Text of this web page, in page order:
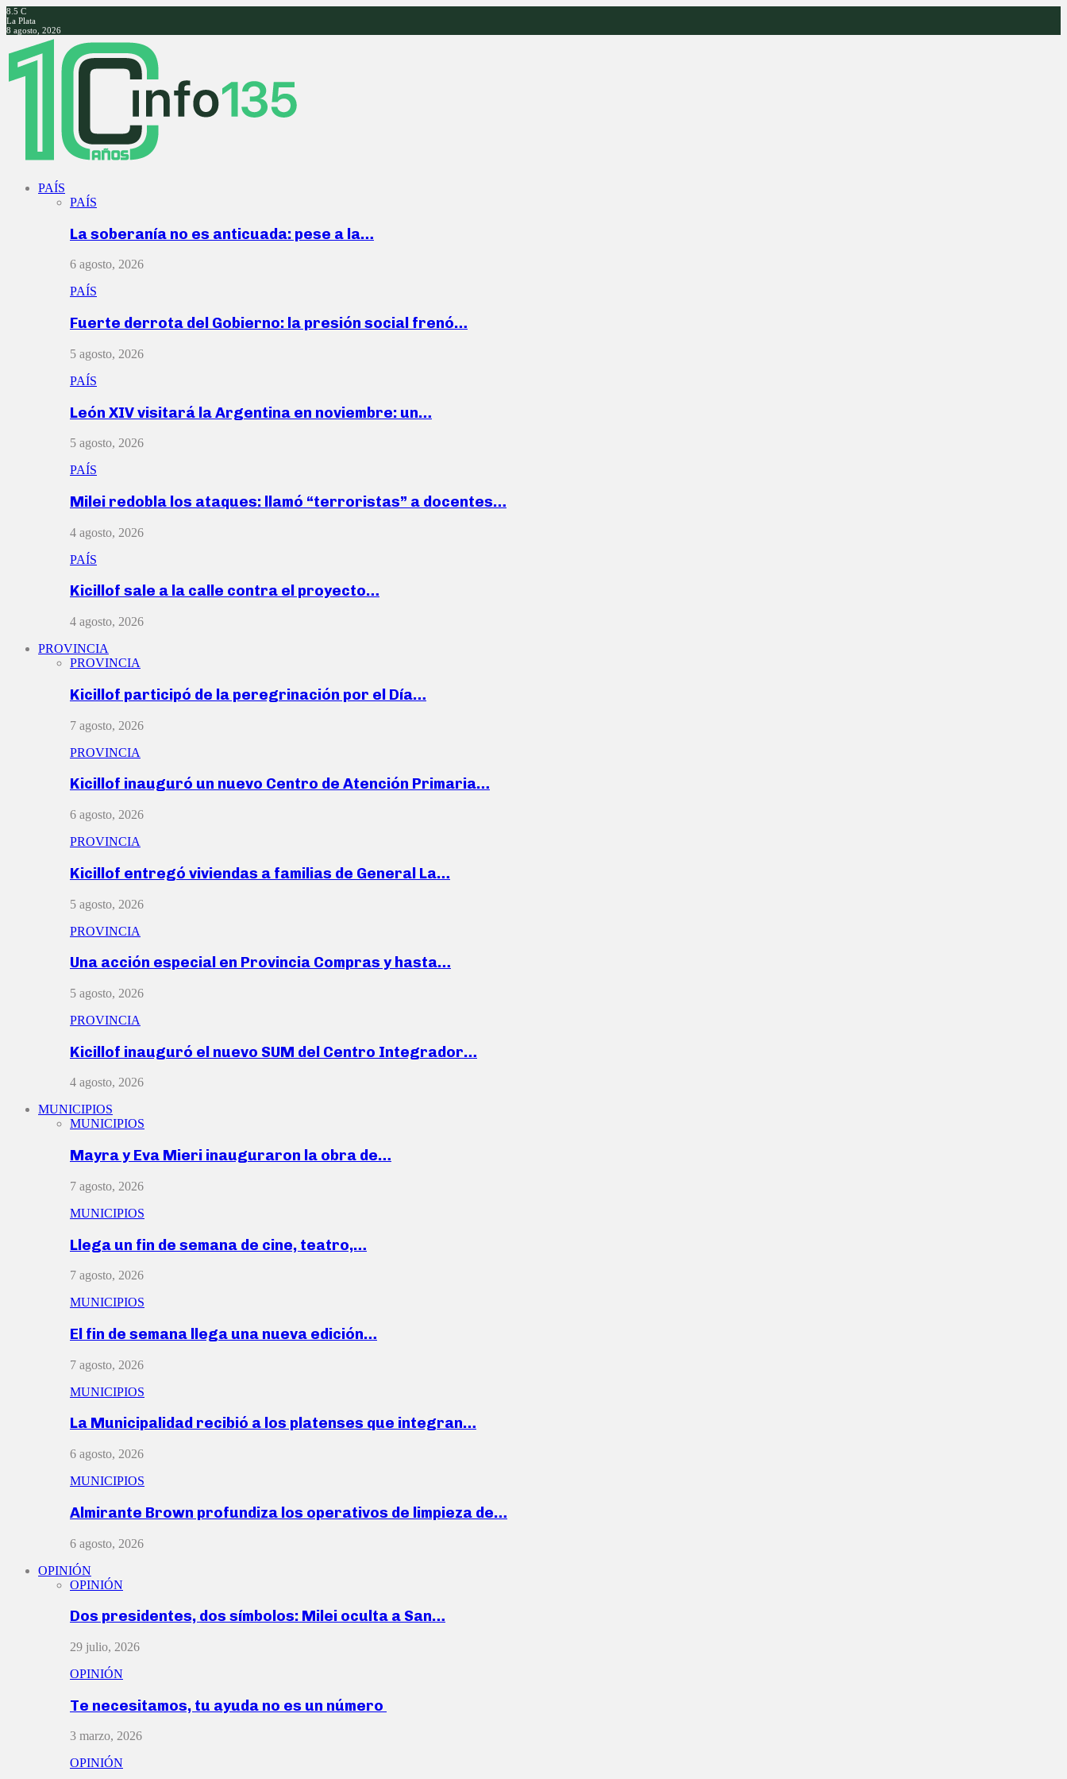
8.5 C
La Plata
8 agosto, 2026
Facebook
Twitter
Instagram
Youtube
PAÍS
PAÍS
La soberanía no es anticuada: pese a la…
6 agosto, 2026
PAÍS
Fuerte derrota del Gobierno: la presión social frenó…
5 agosto, 2026
PAÍS
León XIV visitará la Argentina en noviembre: un…
5 agosto, 2026
PAÍS
Milei redobla los ataques: llamó “terroristas” a docentes…
4 agosto, 2026
PAÍS
Kicillof sale a la calle contra el proyecto…
4 agosto, 2026
PROVINCIA
PROVINCIA
Kicillof participó de la peregrinación por el Día…
7 agosto, 2026
PROVINCIA
Kicillof inauguró un nuevo Centro de Atención Primaria…
6 agosto, 2026
PROVINCIA
Kicillof entregó viviendas a familias de General La…
5 agosto, 2026
PROVINCIA
Una acción especial en Provincia Compras y hasta…
5 agosto, 2026
PROVINCIA
Kicillof inauguró el nuevo SUM del Centro Integrador…
4 agosto, 2026
MUNICIPIOS
MUNICIPIOS
Mayra y Eva Mieri inauguraron la obra de…
7 agosto, 2026
MUNICIPIOS
Llega un fin de semana de cine, teatro,…
7 agosto, 2026
MUNICIPIOS
El fin de semana llega una nueva edición…
7 agosto, 2026
MUNICIPIOS
La Municipalidad recibió a los platenses que integran…
6 agosto, 2026
MUNICIPIOS
Almirante Brown profundiza los operativos de limpieza de…
6 agosto, 2026
OPINIÓN
OPINIÓN
Dos presidentes, dos símbolos: Milei oculta a San…
29 julio, 2026
OPINIÓN
Te necesitamos, tu ayuda no es un número
3 marzo, 2026
OPINIÓN